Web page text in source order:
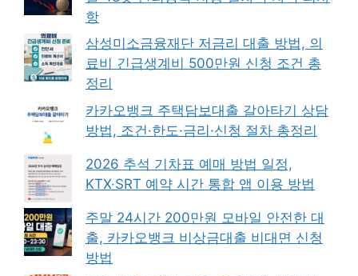
항
삼성미소금융재단 저금리 대출 방법, 의
료비 긴급생계비 500만원 신청 조건 총
정리
카카오뱅크 주택담보대출 갈아타기 상담
방법, 조건·한도·금리·신청 절차 총정리
2026 추석 기차표 예매 방법 일정,
KTX·SRT 예약 시간 통합 앱 이용 방법
주말 24시간 200만원 모바일 안전한 대
출, 카카오뱅크 비상금대출 비대면 신청
방법